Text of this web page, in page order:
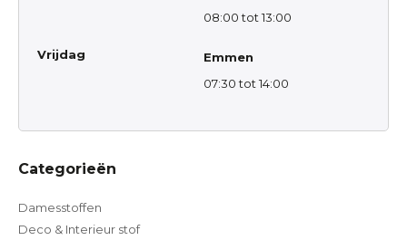
08:00 tot 13:00
Vrijdag
Emmen
07:30 tot 14:00
Categorieën
Damesstoffen
Deco & Interieur stof